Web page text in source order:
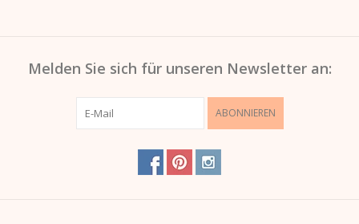
Melden Sie sich für unseren Newsletter an:
ABONNIEREN